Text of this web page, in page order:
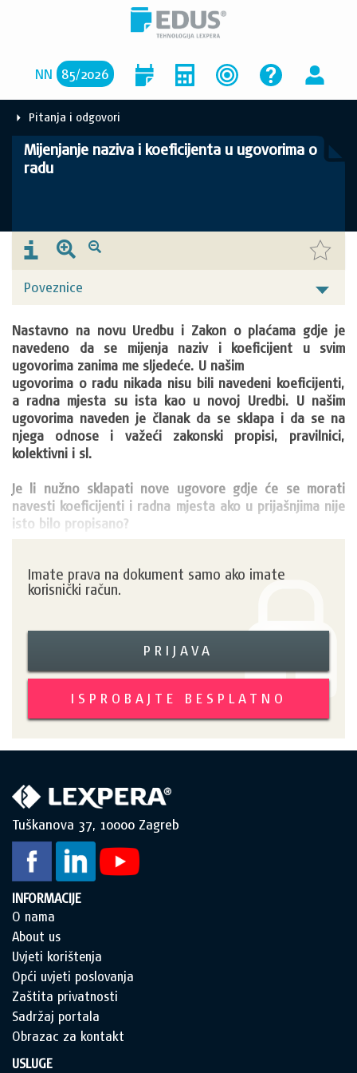
NN 85/2026
Pitanja i odgovori
Mijenjanje naziva i koeficijenta u ugovorima o
radu
Poveznice
Nastavno na novu Uredbu i Zakon o plaćama gdje je
navedeno da se mijenja naziv i koeficijent u svim
ugovorima zanima me sljedeće. U našim
ugovorima o radu nikada nisu bili navedeni koeficijenti,
a radna mjesta su ista kao u novoj Uredbi. U našim
ugovorima naveden je članak da se sklapa i da se na
njega odnose i važeći zakonski propisi, pravilnici,
kolektivni i sl.
Je li nužno sklapati nove ugovore gdje će se morati
navesti koeficijenti i radna mjesta ako u prijašnjima nije
isto bilo propisano?
Imate prava na dokument samo ako imate
korisnički račun.
PRIJAVA
ISPROBAJTE BESPLATNO
Tuškanova 37, 10000 Zagreb
INFORMACIJE
O nama
About us
Uvjeti korištenja
Opći uvjeti poslovanja
Zaštita privatnosti
Sadržaj portala
Obrazac za kontakt
USLUGE